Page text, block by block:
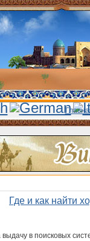
Где и как найти
в поисковых